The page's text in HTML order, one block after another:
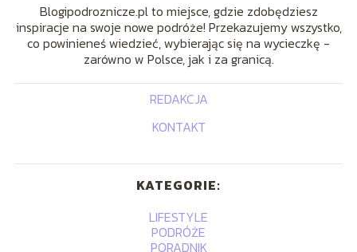
Blogipodroznicze.pl to miejsce, gdzie zdobędziesz
inspiracje na swoje nowe podróże! Przekazujemy wszystko,
co powinieneś wiedzieć, wybierając się na wycieczkę -
zarówno w Polsce, jak i za granicą.
REDAKCJA
KONTAKT
KATEGORIE:
LIFESTYLE
PODRÓŻE
PORADNIK